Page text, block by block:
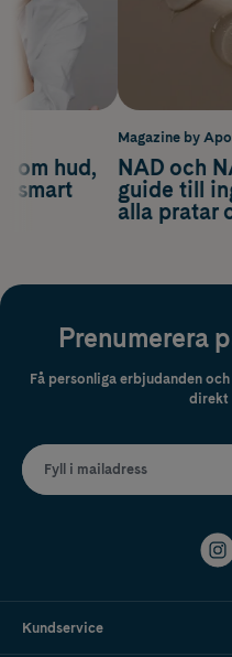
om hud,
smart
Magazine by
NAD och
guide till
alla pratar
Prenumerera
Få personliga erbjudanden
direkt
Fyll i mailadress
Kundservice